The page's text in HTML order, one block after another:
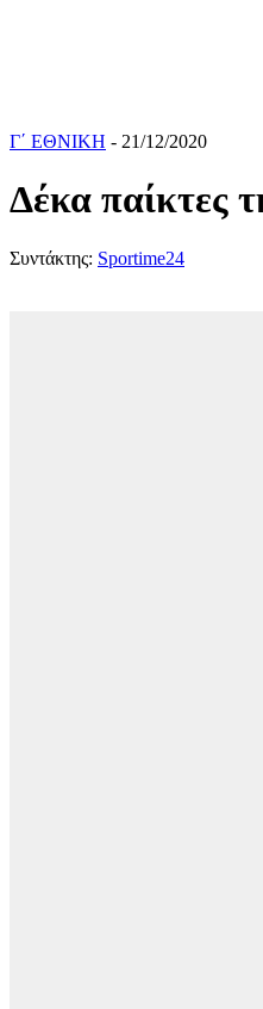
Γ΄ ΕΘΝΙΚΗ - 21/12/2020
Δέκα παίκτες
Συντάκτης: Sportime24